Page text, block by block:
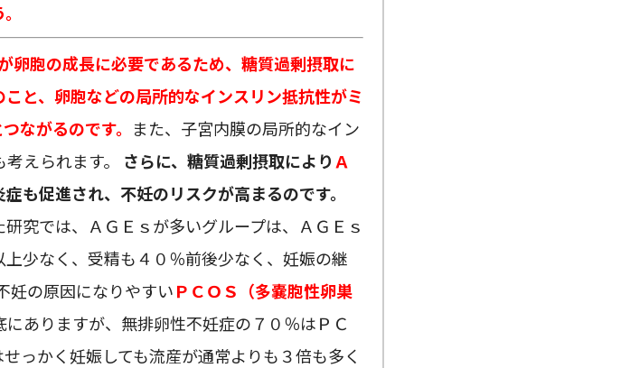
卵胞の成長に必要であるため、糖質過剰摂取に
と、卵胞などの局所的なインスリン抵抗性がミ
ながるのです。 また、子宮内膜の局所的なイン
えられます。 さらに、糖質過剰摂取により Ａ
も促進され、不妊のリスクが高まるのです。
究では、ＡＧＥｓが多いグループは、ＡＧＥｓ
少なく、受精も４０％前後少なく、妊娠の継
妊の原因になりやすいＰＣＯＳ（多嚢胞性卵巣
ありますが、無排卵性不妊症の７０％はＰＣ
っかく妊娠しても流産が通常よりも３倍も多く